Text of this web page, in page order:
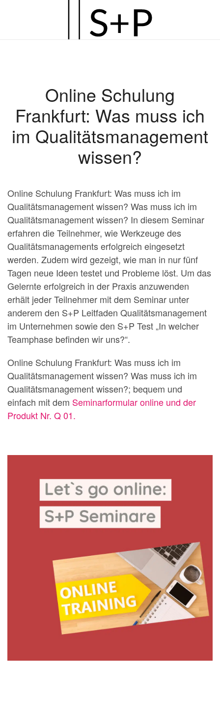
Online Schulung
Frankfurt: Was muss ich
im Qualitätsmanagement
wissen?
Online Schulung Frankfurt: Was muss ich im
Qualitätsmanagement wissen? Was muss ich im
Qualitätsmanagement wissen? In diesem Seminar
erfahren die Teilnehmer, wie Werkzeuge des
Qualitätsmanagements erfolgreich eingesetzt
werden. Zudem wird gezeigt, wie man in nur fünf
Tagen neue Ideen testet und Probleme löst. Um das
Gelernte erfolgreich in der Praxis anzuwenden
erhält jeder Teilnehmer mit dem Seminar unter
anderem den S+P Leitfaden Qualitätsmanagement
im Unternehmen sowie den S+P Test „In welcher
Teamphase befinden wir uns?“.
Online Schulung Frankfurt: Was muss ich im
Qualitätsmanagement wissen? Was muss ich im
Qualitätsmanagement wissen?; bequem und
einfach mit dem Seminarformular online und der
Produkt Nr. Q 01.